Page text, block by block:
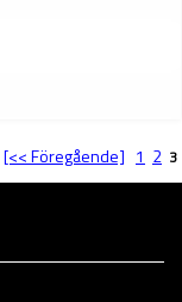
[<< Föregående] 1 2 3